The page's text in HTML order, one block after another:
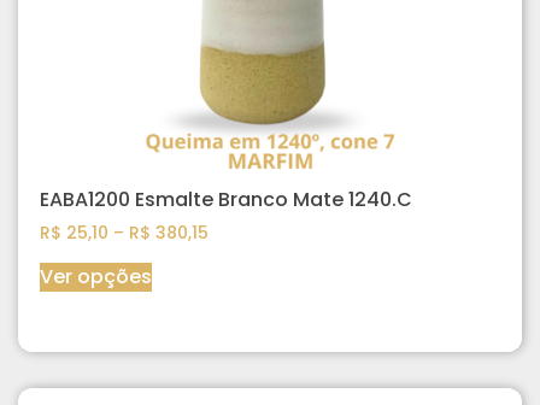
EABA1200 Esmalte Branco Mate 1240.C
R$ 25,10 – R$ 380,15
Ver opções